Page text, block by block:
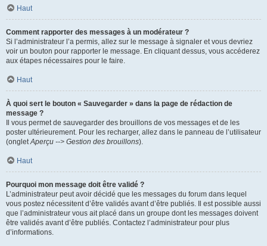
Haut
Comment rapporter des messages à un modérateur ?
Si l’administrateur l’a permis, allez sur le message à signaler et vous devriez
voir un bouton pour rapporter le message. En cliquant dessus, vous accéderez
aux étapes nécessaires pour le faire.
Haut
À quoi sert le bouton « Sauvegarder » dans la page de rédaction de
message ?
Il vous permet de sauvegarder des brouillons de vos messages et de les
poster ultérieurement. Pour les recharger, allez dans le panneau de l’utilisateur
(ongletAperçu --> Gestion des brouillons).
Haut
Pourquoi mon message doit être validé ?
L’administrateur peut avoir décidé que les messages du forum dans lequel
vous postez nécessitent d’être validés avant d’être publiés. Il est possible aussi
que l’administrateur vous ait placé dans un groupe dont les messages doivent
être validés avant d’être publiés. Contactez l’administrateur pour plus
d’informations.